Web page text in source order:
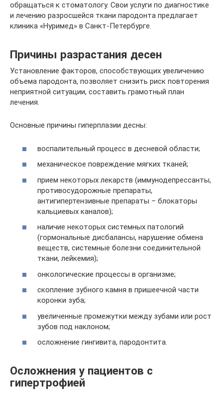
обращаться к стоматологу. Свои услуги по диагностике
и лечению разросшейся ткани пародонта предлагает
клиника «Нуримед» в Санкт-Петербурге.
Причины разрастания десен
Установление факторов, способствующих увеличению
объема пародонта, позволяет снизить риск повторения
неприятной ситуации, составить грамотный план
лечения.
Основные причины гиперплазии десны:
воспалительный процесс в десневой области;
механическое повреждение мягких тканей;
прием некоторых лекарств (иммунодепрессанты,
противосудорожные препараты,
антигипертензивные препараты – блокаторы
кальциевых каналов);
наличие некоторых системных патологий
(гормональные дисбалансы, нарушение обмена
веществ, системные болезни соединительной
ткани, лейкемия);
онкологические процессы в организме;
скопление зубного камня в пришеечной части
коронки зуба;
увеличенные промежутки между зубами или рост
зубов под наклоном;
осложнение гингивита, пародонтита.
Осложнения у пациентов с
гипертрофией